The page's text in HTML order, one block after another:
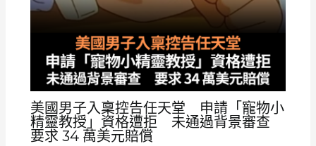
美國男子入稟控告任天堂 申請「寵物小
精靈教授」資格遭拒 未通過背景審查
要求 34 萬美元賠償